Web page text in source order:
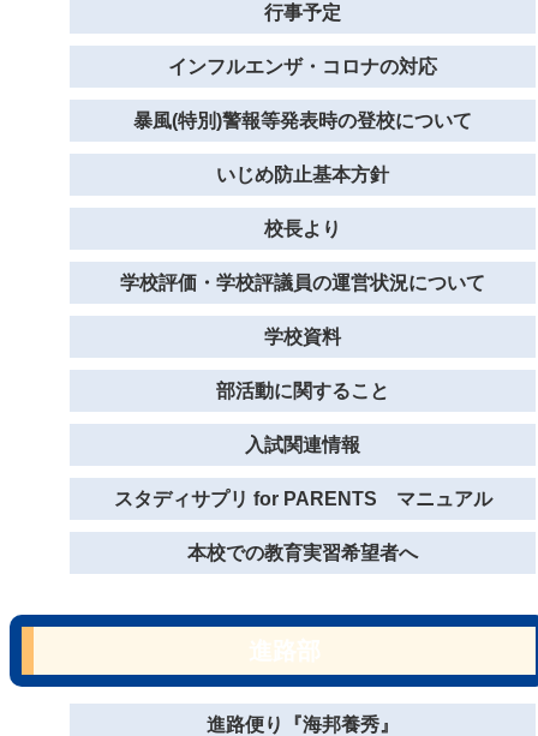
行事予定
インフルエンザ・コロナの対応
暴風(特別)警報等発表時の登校について
いじめ防止基本方針
校長より
学校評価・学校評議員の運営状況について
学校資料
部活動に関すること
入試関連情報
スタディサプリ for PARENTS マニュアル
本校での教育実習希望者へ
進路便り『海邦養秀』